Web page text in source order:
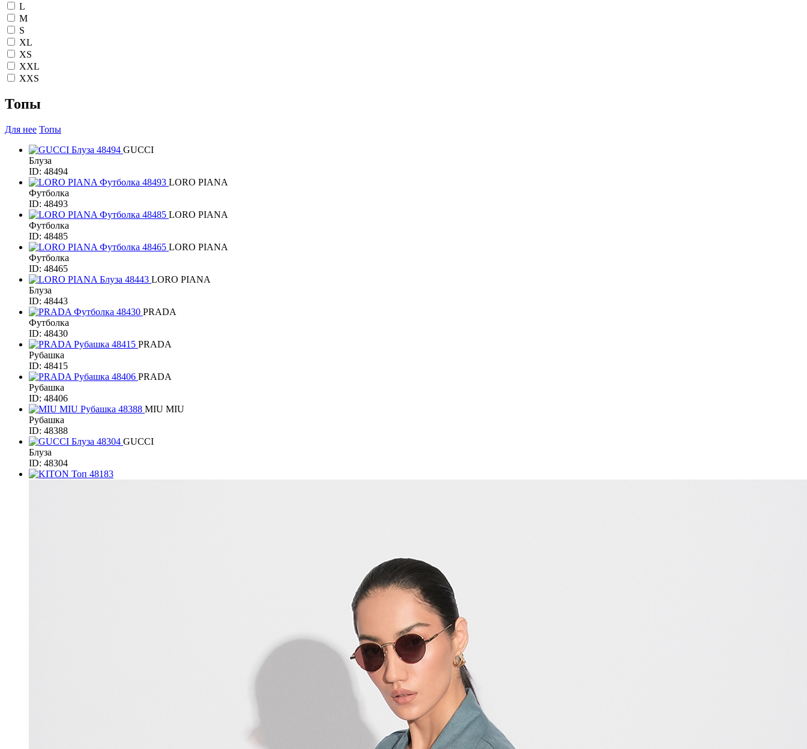
L
M
S
XL
XS
XXL
XXS
Топы
Для нее Топы
GUCCI
Блуза
ID: 48494
LORO PIANA
Футболка
ID: 48493
LORO PIANA
Футболка
ID: 48485
LORO PIANA
Футболка
ID: 48465
LORO PIANA
Блуза
ID: 48443
PRADA
Футболка
ID: 48430
PRADA
Рубашка
ID: 48415
PRADA
Рубашка
ID: 48406
MIU MIU
Рубашка
ID: 48388
GUCCI
Блуза
ID: 48304